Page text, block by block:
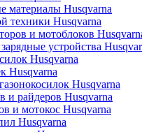
материалы Husqvarna
техники Husqvarna
и мотоблоков
устройства
Husqvarna
Husqvarna
Husqvarna
и райдеров Husqvarna
и мотокос Husqvarna
Husqvarna